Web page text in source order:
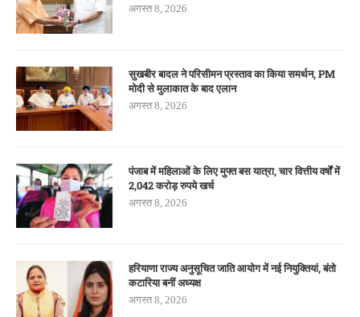
अगस्त 8, 2026
सुखबीर बादल ने परिसीमन प्रस्ताव का किया समर्थन, PM
मोदी से मुलाकात के बाद एलान
अगस्त 8, 2026
पंजाब में महिलाओं के लिए मुफ्त बस यात्रा, चार वित्तीय वर्षों में
2,042 करोड़ रुपये खर्च
अगस्त 8, 2026
हरियाणा राज्य अनुसूचित जाति आयोग में नई नियुक्तियां, बंतो
कटारिया बनीं अध्यक्ष
अगस्त 8, 2026